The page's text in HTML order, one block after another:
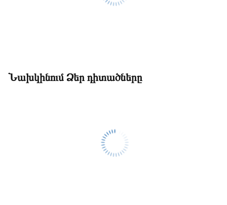
Նախկինում Ձեր դիտածները